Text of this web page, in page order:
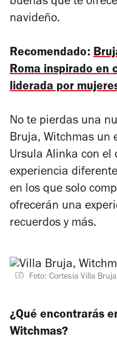
navideño.
Recomendado:
Roma inspirado en
liderada por
No te pierdas una
Bruja, Witchmas un
Ursula Alinka con
experiencia
en los que solo
ofrecerán una
recuerdos y más.
Foto: Cortesía Villa Bruja
¿Qué encontrarás
Witchmas?